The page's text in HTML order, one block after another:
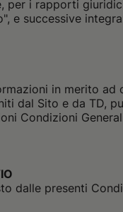
, per i rapporti
e successive
in merito
dal Sito e da TD,
Condizioni
dalle presenti